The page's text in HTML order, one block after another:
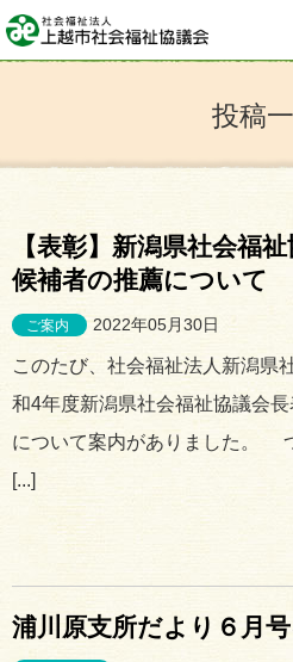
投稿
【表彰】新潟県社会福
候補者の推薦について
ご案内 2022年05月30日
このたび、社会福祉法人新潟県
和4年度新潟県社会福祉協議会長
について案内がありました。
[...]
浦川原支所だより６月